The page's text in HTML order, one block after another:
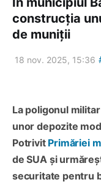
construcția
de muniții
18 nov. 2025, 15:36
La poligonul
unor depozite
Potrivit Primăriei
de SUA și
securitate pentru